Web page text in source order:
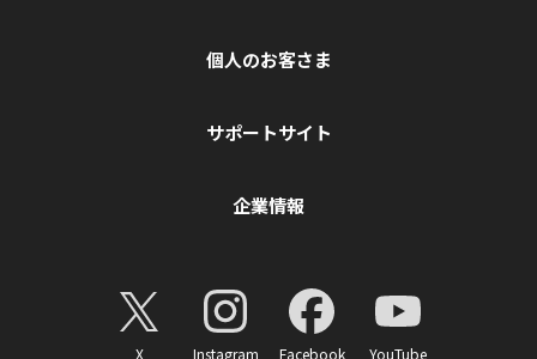
個人のお客さま
サポートサイト
企業情報
X Instagram Facebook YouTube